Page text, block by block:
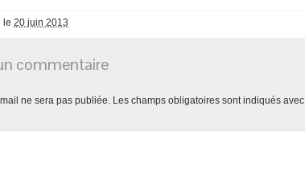
le 20 juin 2013
commentaire
ne sera pas publiée. Les champs obligatoires sont indiqués avec